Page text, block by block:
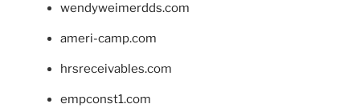
wendyweimerdds.com
ameri-camp.com
hrsreceivables.com
empconst1.com